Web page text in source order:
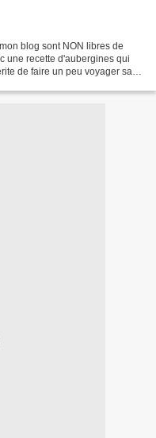
blog sont NON libres de
une recette d'aubergines qui
de faire un peu voyager sans